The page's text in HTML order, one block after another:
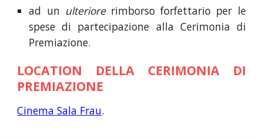
ad un ulteriore rimborso forfettario per le
spese di partecipazione alla Cerimonia di
Premiazione.
LOCATION DELLA CERIMONIA DI
PREMIAZIONE
Cinema Sala Frau.